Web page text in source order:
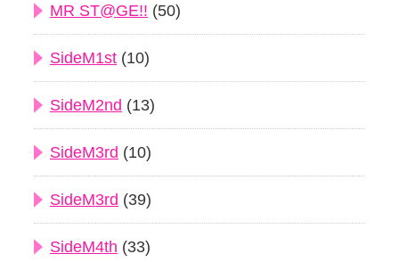
MR ST@GE!! (50)
SideM1st (10)
SideM2nd (13)
SideM3rd (10)
SideM3rd (39)
SideM4th (33)